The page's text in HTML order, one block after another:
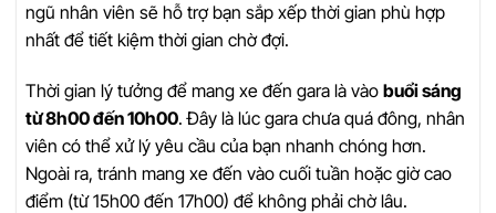
ngũ nhân viên sẽ hỗ trợ bạn sắp xếp thời gian phù hợp
nhất để tiết kiệm thời gian chờ đợi.
Thời gian lý tưởng để mang xe đến gara là vào buổi sáng
từ 8h00 đến 10h00. Đây là lúc gara chưa quá đông, nhân
viên có thể xử lý yêu cầu của bạn nhanh chóng hơn.
Ngoài ra, tránh mang xe đến vào cuối tuần hoặc giờ cao
điểm (từ 15h00 đến 17h00) để không phải chờ lâu.